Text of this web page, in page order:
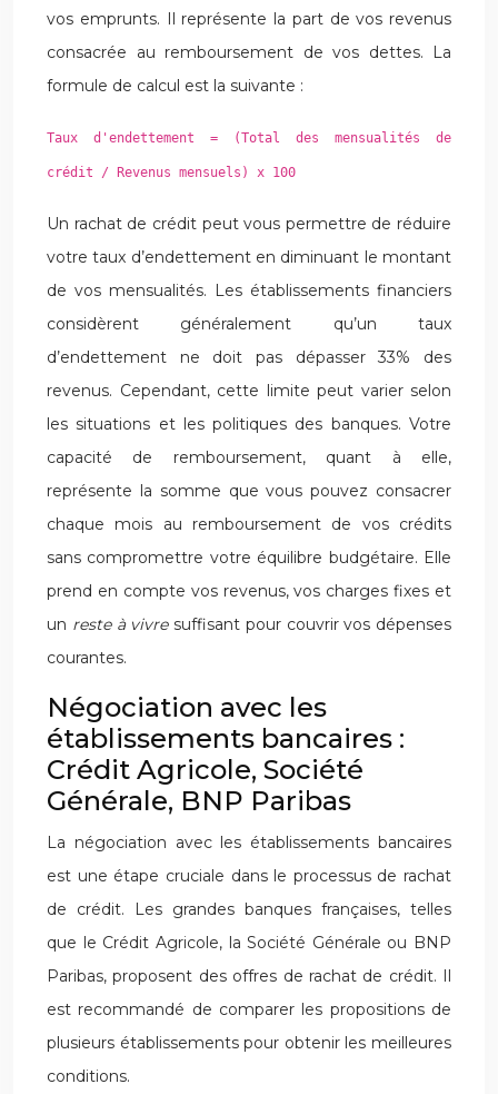
vos emprunts. Il représente la part de vos revenus
consacrée au remboursement de vos dettes. La
formule de calcul est la suivante :
Taux d'endettement = (Total des mensualités de
crédit / Revenus mensuels) x 100
Un rachat de crédit peut vous permettre de réduire
votre taux d’endettement en diminuant le montant
de vos mensualités. Les établissements financiers
considèrent généralement qu’un taux
d’endettement ne doit pas dépasser 33% des
revenus. Cependant, cette limite peut varier selon
les situations et les politiques des banques. Votre
capacité de remboursement, quant à elle,
représente la somme que vous pouvez consacrer
chaque mois au remboursement de vos crédits
sans compromettre votre équilibre budgétaire. Elle
prend en compte vos revenus, vos charges fixes et
un reste à vivre suffisant pour couvrir vos dépenses
courantes.
Négociation avec les
établissements bancaires :
Crédit Agricole, Société
Générale, BNP Paribas
La négociation avec les établissements bancaires
est une étape cruciale dans le processus de rachat
de crédit. Les grandes banques françaises, telles
que le Crédit Agricole, la Société Générale ou BNP
Paribas, proposent des offres de rachat de crédit. Il
est recommandé de comparer les propositions de
plusieurs établissements pour obtenir les meilleures
conditions.